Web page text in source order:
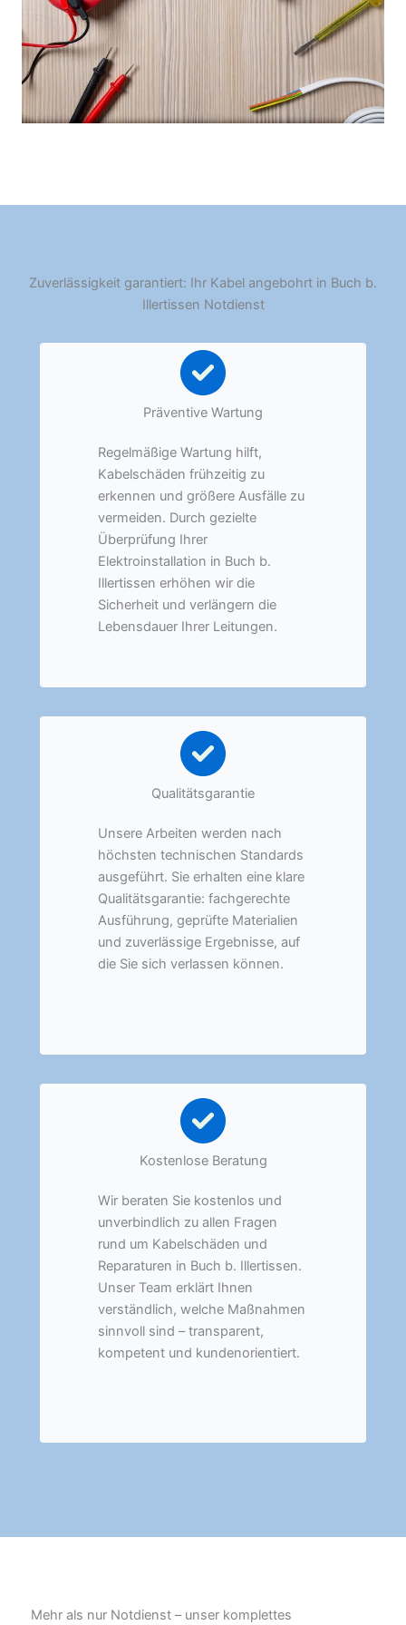
Zuverlässigkeit garantiert: Ihr Kabel angebohrt in Buch b.
Illertissen Notdienst
Präventive Wartung
Regelmäßige Wartung hilft,
Kabelschäden frühzeitig zu
erkennen und größere Ausfälle zu
vermeiden. Durch gezielte
Überprüfung Ihrer
Elektroinstallation in Buch b.
Illertissen erhöhen wir die
Sicherheit und verlängern die
Lebensdauer Ihrer Leitungen.
Qualitätsgarantie
Unsere Arbeiten werden nach
höchsten technischen Standards
ausgeführt. Sie erhalten eine klare
Qualitätsgarantie: fachgerechte
Ausführung, geprüfte Materialien
und zuverlässige Ergebnisse, auf
die Sie sich verlassen können.
Kostenlose Beratung
Wir beraten Sie kostenlos und
unverbindlich zu allen Fragen
rund um Kabelschäden und
Reparaturen in Buch b. Illertissen.
Unser Team erklärt Ihnen
verständlich, welche Maßnahmen
sinnvoll sind – transparent,
kompetent und kundenorientiert.
Mehr als nur Notdienst – unser komplettes